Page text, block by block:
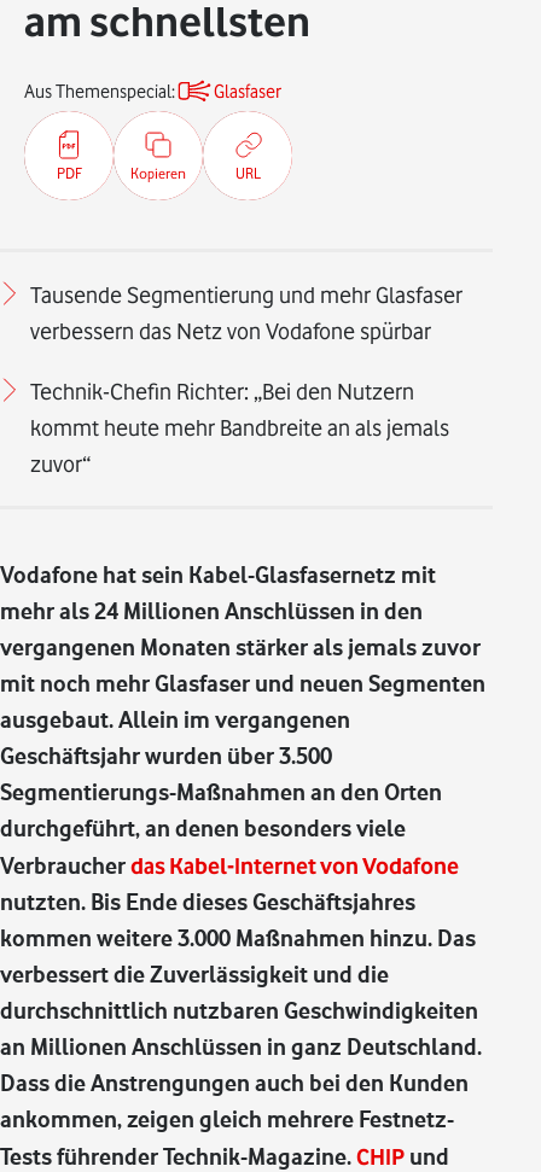
am schnellsten
Aus Themenspecial: Glasfaser
PDF Kopieren URL
Tausende Segmentierung und mehr Glasfaser
verbessern das Netz von Vodafone spürbar
Technik-Chefin Richter: „Bei den Nutzern
kommt heute mehr Bandbreite an als jemals
zuvor“
Vodafone hat sein Kabel-Glasfasernetz mit
mehr als 24 Millionen Anschlüssen in den
vergangenen Monaten stärker als jemals zuvor
mit noch mehr Glasfaser und neuen Segmenten
ausgebaut. Allein im vergangenen
Geschäftsjahr wurden über 3.500
Segmentierungs-Maßnahmen an den Orten
durchgeführt, an denen besonders viele
Verbraucherdas Kabel-Internet von Vodafone
nutzten. Bis Ende dieses Geschäftsjahres
kommen weitere 3.000 Maßnahmen hinzu. Das
verbessert die Zuverlässigkeit und die
durchschnittlich nutzbaren Geschwindigkeiten
an Millionen Anschlüssen in ganz Deutschland.
Dass die Anstrengungen auch bei den Kunden
ankommen, zeigen gleich mehrere Festnetz-
Tests führender Technik-Magazine.CHIP und